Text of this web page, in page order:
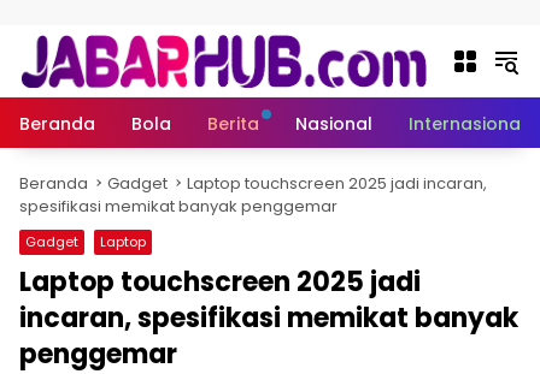
Beranda Bola Berita Nasional Internasional
Beranda Gadget
Laptop touchscreen 2025 jadi incaran,
spesifikasi memikat banyak penggemar
Gadget Laptop
Laptop touchscreen 2025 jadi
incaran, spesifikasi memikat banyak
penggemar